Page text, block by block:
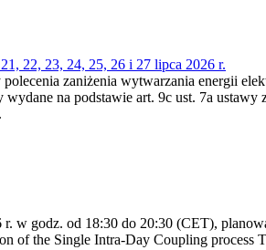
22, 23, 24, 25, 26 i 27 lipca 2026 r.
zaniżenia wytwarzania energii
na podstawie art. 9c ust. 7a
w godz. od 18:30 do 20:30 (CET),
of the Single Intra-Day Coupling process